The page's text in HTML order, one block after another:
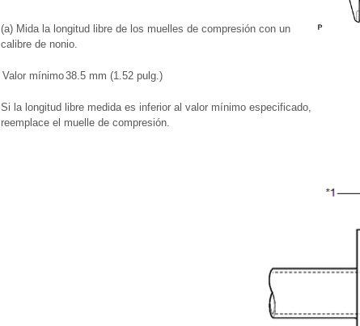
(a) Mida la longitud libre de los muelles de compresión con un
calibre de nonio.
Valor mínimo38.5 mm (1.52 pulg.)
Si la longitud libre medida es inferior al valor mínimo especificado,
reemplace el muelle de compresión.